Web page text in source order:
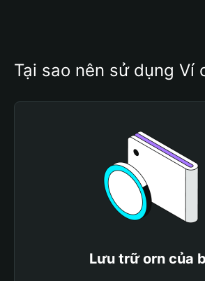
Tại sao nên sử dụng Ví
Lưu trữ orn của